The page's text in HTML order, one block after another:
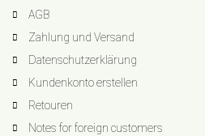
AGB
Zahlung und Versand
Datenschutzerklärung
Kundenkonto erstellen
Retouren
Notes for foreign customers